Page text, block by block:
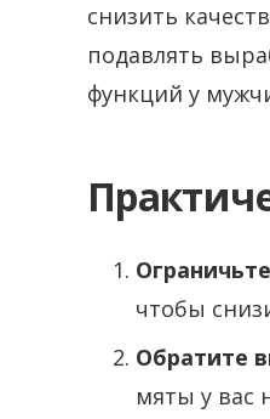
снизить
подавлять
функций у
чтобы
Обратите
мяты у вас